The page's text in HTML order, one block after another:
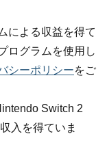
による収益を得て
ログラムを使用し
シーポリシーをご
Switch 2
入を得ていま